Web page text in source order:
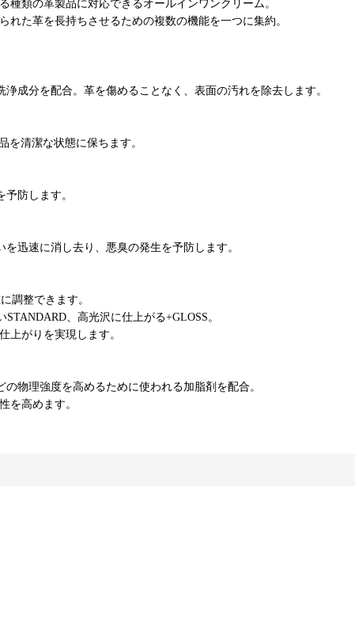
類の革製品に対応できるオールインワンクリーム。
た革を長持ちさせるための複数の機能を一つに集約。
成分を配合。革を傷めることなく、表面の汚れを除去します。
清潔な状態に保ちます。
防します。
迅速に消し去り、悪臭の発生を予防します。
調整できます。
、高光沢に仕上がる+GLOSS。
がりを実現します。
物理強度を高めるために使われる加脂剤を配合。
を高めます。